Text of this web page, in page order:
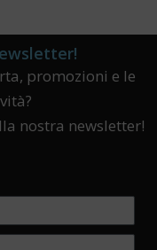
promozioni e le
nostra newsletter!